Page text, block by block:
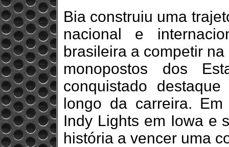
Bia construiu uma
nacional e
brasileira a competir
monopostos dos
conquistado
longo da carreira.
Indy Lights em Iowa e
história a vencer uma